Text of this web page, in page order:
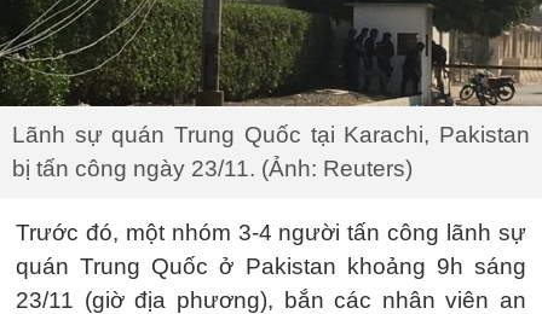
Lãnh sự quán Trung Quốc tại Karachi, Pakistan
bị tấn công ngày 23/11. (Ảnh: Reuters)
Trước đó, một nhóm 3-4 người tấn công lãnh sự
quán Trung Quốc ở Pakistan khoảng 9h sáng
23/11 (giờ địa phương), bắn các nhân viên an